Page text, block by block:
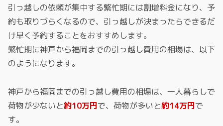
引っ越しの依頼が集中する繁忙期には割増料金になり、予
約も取りづらくなるので、引っ越しが決まったらできるだ
け早く予約することをおすすめします。
繁忙期に神戸から福岡までの引っ越し費用の相場は、以下
のようになります。
神戸から福岡までの引っ越し費用の相場は、一人暮らしで
荷物が少ないと約10万円で、荷物が多いと約14万円で
す。